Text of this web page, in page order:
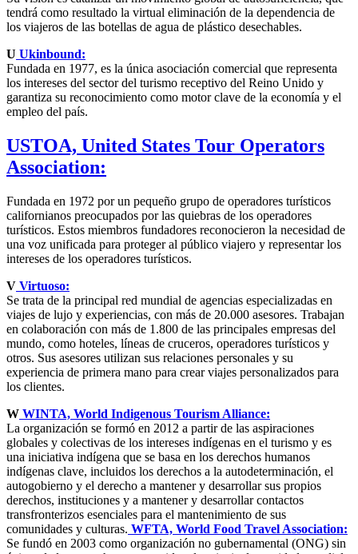
tendrá como resultado la virtual eliminación de la dependencia de
los viajeros de las botellas de agua de plástico desechables.
U Ukinbound:
Fundada en 1977, es la única asociación comercial que representa
los intereses del sector del turismo receptivo del Reino Unido y
garantiza su reconocimiento como motor clave de la economía y el
empleo del país.
USTOA, United States Tour Operators
Association:
Fundada en 1972 por un pequeño grupo de operadores turísticos
californianos preocupados por las quiebras de los operadores
turísticos. Estos miembros fundadores reconocieron la necesidad de
una voz unificada para proteger al público viajero y representar los
intereses de los operadores turísticos.
V Virtuoso:
Se trata de la principal red mundial de agencias especializadas en
viajes de lujo y experiencias, con más de 20.000 asesores. Trabajan
en colaboración con más de 1.800 de las principales empresas del
mundo, como hoteles, líneas de cruceros, operadores turísticos y
otros. Sus asesores utilizan sus relaciones personales y su
experiencia de primera mano para crear viajes personalizados para
los clientes.
W WINTA, World Indigenous Tourism Alliance:
La organización se formó en 2012 a partir de las aspiraciones
globales y colectivas de los intereses indígenas en el turismo y es
una iniciativa indígena que se basa en los derechos humanos
indígenas clave, incluidos los derechos a la autodeterminación, el
autogobierno y el derecho a mantener y desarrollar sus propios
derechos, instituciones y a mantener y desarrollar contactos
transfronterizos esenciales para el mantenimiento de sus
comunidades y culturas. WFTA, World Food Travel Association:
Se fundó en 2003 como organización no gubernamental (ONG) sin